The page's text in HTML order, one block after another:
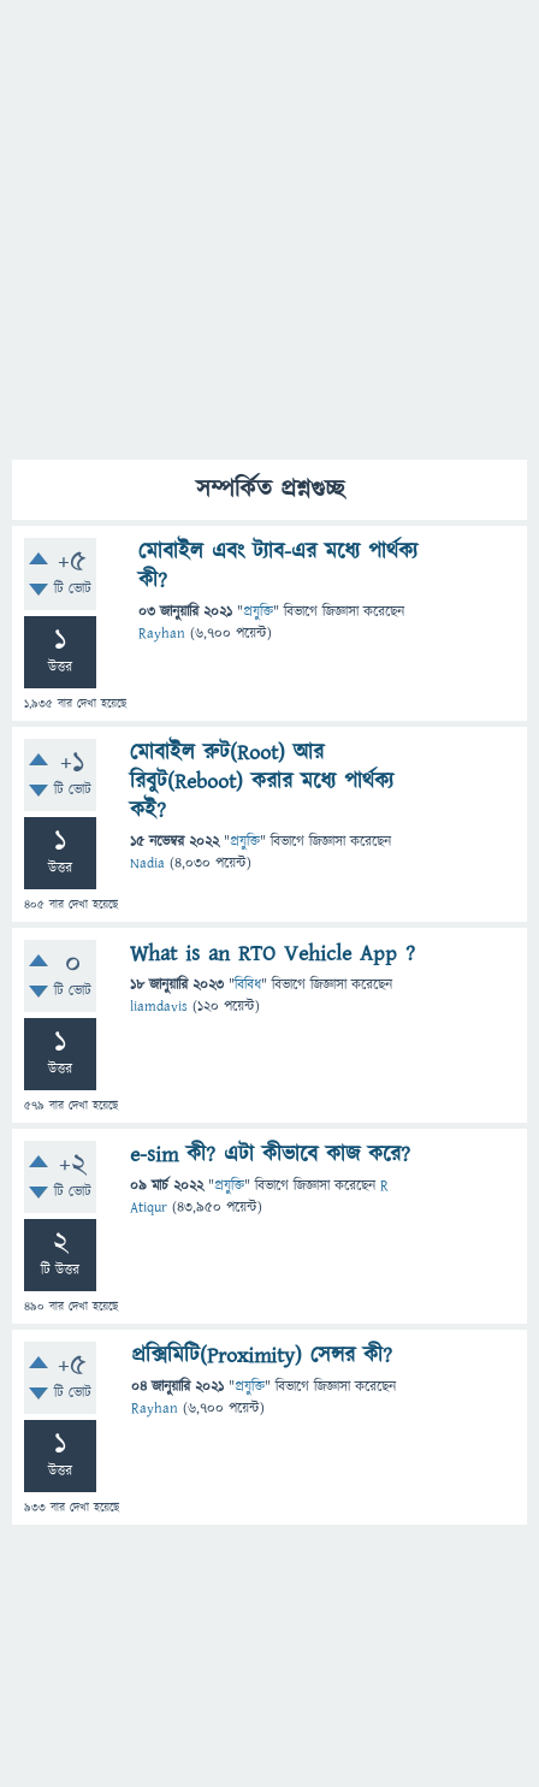
সম্পর্কিত প্রশ্নগুচ্ছ
+5
টি ভোট
1
উত্তর
1,935 বার দেখা হয়েছে
মোবাইল এবং ট্যাব-এর মধ্যে পার্থক্য
কী?
03 জানুয়ারি 2021 "প্রযুক্তি" বিভাগে জিজ্ঞাসাকরেছেন
Rayhan (6,700 পয়েন্ট)
+1
টি ভোট
1
উত্তর
405 বার দেখা হয়েছে
মোবাইল রুট(Root) আর
রিবুট(Reboot) করার মধ্যে পার্থক্য
কই?
15 নভেম্বর 2022 "প্রযুক্তি" বিভাগে জিজ্ঞাসাকরেছেন
Nadia (4,030 পয়েন্ট)
0
টি ভোট
1
উত্তর
579 বার দেখা হয়েছে
What is an RTO Vehicle App ?
18 জানুয়ারি 2023 "বিবিধ" বিভাগে জিজ্ঞাসাকরেছেন
liamdavis (120 পয়েন্ট)
+2
টি ভোট
2
টি উত্তর
490 বার দেখা হয়েছে
e-sim কী? এটা কীভাবে কাজ করে?
09 মার্চ 2022 "প্রযুক্তি" বিভাগে জিজ্ঞাসাকরেছেনR
Atiqur (43,950 পয়েন্ট)
+5
টি ভোট
1
উত্তর
933 বার দেখা হয়েছে
প্রক্সিমিটি(Proximity) সেন্সর কী?
04 জানুয়ারি 2021 "প্রযুক্তি" বিভাগে জিজ্ঞাসাকরেছেন
Rayhan (6,700 পয়েন্ট)